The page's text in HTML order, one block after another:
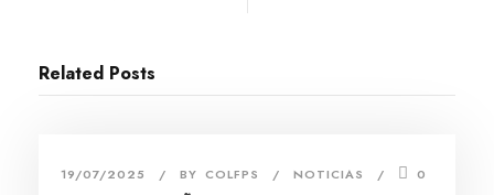
Related Posts
19/07/2025 BY COLFPS NOTICIAS 0